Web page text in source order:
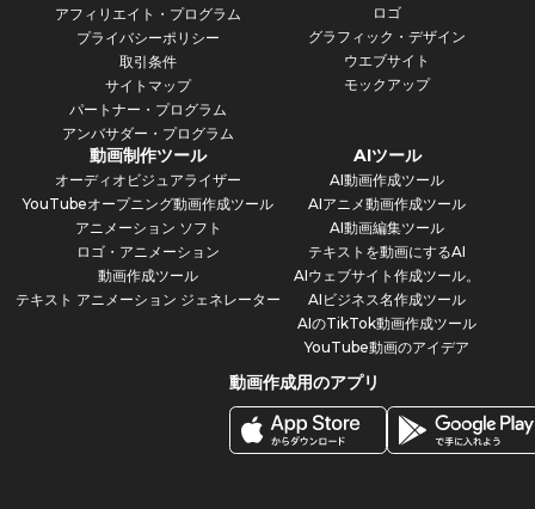
アフィリエイト・プログラム
プライバシーポリシー
取引条件
サイトマップ
パートナー・プログラム
アンバサダー・プログラム
ロゴ
グラフィック・デザイン
ウエブサイト
モックアップ
動画制作ツール
オーディオビジュアライザー
YouTubeオープニング動画作成ツール
アニメーション ソフト
ロゴ・アニメーション
動画作成ツール
テキスト アニメーション ジェネレーター
AIツール
AI動画作成ツール
AIアニメ動画作成ツール
AI動画編集ツール
テキストを動画にするAI
AIウェブサイト作成ツール。
AIビジネス名作成ツール
AIのTikTok動画作成ツール
YouTube動画のアイデア
動画作成用のアプリ